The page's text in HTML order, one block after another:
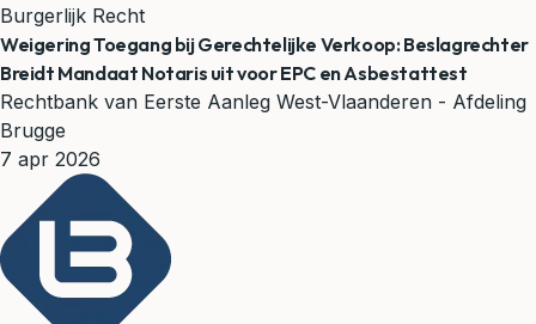
Burgerlijk Recht
Weigering Toegang bij Gerechtelijke Verkoop: Beslagrechter
Breidt Mandaat Notaris uit voor EPC en Asbestattest
Rechtbank van Eerste Aanleg West-Vlaanderen - Afdeling
Brugge
7 apr 2026